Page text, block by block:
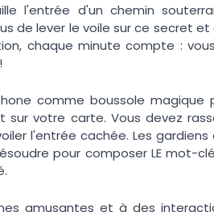
l'entrée d'un chemin
de lever le voile sur ce secret
chaque minute compte :
comme boussole magique
sur votre carte. Vous devez
l'entrée cachée. Les
pour composer LE mot-
amusantes et à des